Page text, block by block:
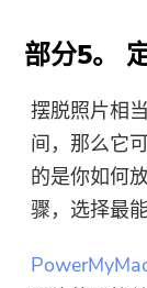
部分5。
摆脱照片相
间，那么它
的是你如何
骤，选择最